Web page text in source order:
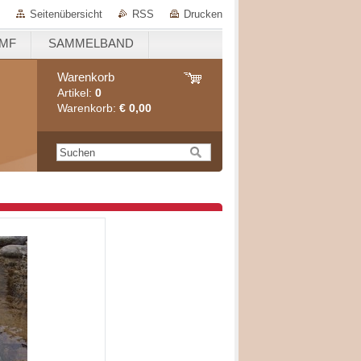
Seitenübersicht RSS Drucken
SAMMELBAND
Warenkorb
Artikel: 0
Warenkorb: € 0,00